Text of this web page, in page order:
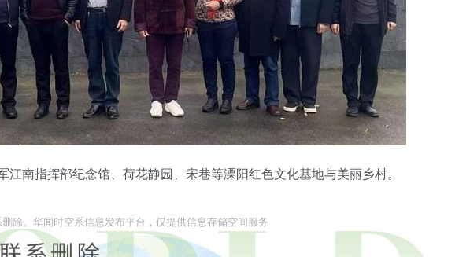
江南指挥部纪念馆、荷花静园、宋巷等溧阳红色文化基地与美丽乡村。
除。华闻时空系信息发布平台，仅提供信息存储空间服务